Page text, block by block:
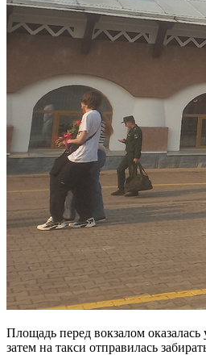
Площадь перед вокзалом
затем на такси отправилась